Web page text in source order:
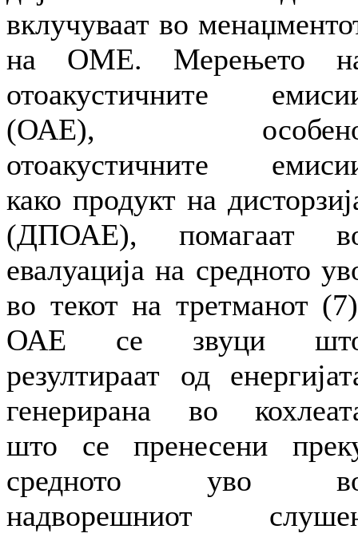
вклучуваат во
на ОМЕ. Мерењето
отоакустичните
(ОАЕ),
отоакустичните
како продукт на
(ДПОАЕ), помагаат
евалуација на средното
во текот на третманот
ОАЕ се звуци
резултираат од
генерирана во
што се пренесени
средното уво
надворешниот